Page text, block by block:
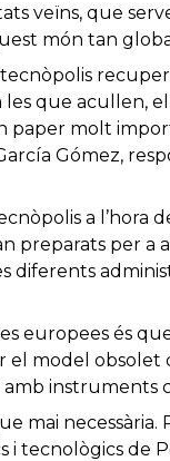
veïns, que
món tan
que acullen,
paper molt
Gómez,
a l’hora
preparats per a
diferents
europees és
el model
instruments
mai necessària.
i tecnològics de